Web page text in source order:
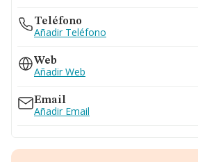
Teléfono
Añadir Teléfono
Web
Añadir Web
Email
Añadir Email